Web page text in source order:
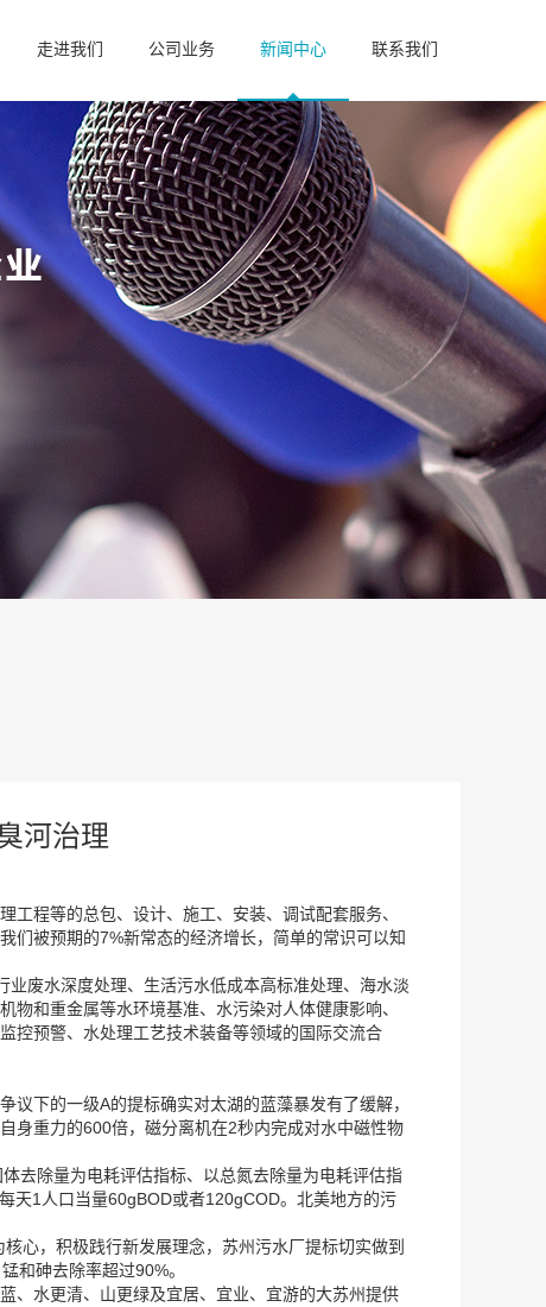
走进我们 公司业务 新闻中心 联系我们
河治理
程等的总包、设计、施工、安装、调试配套服务、
们被预期的7%新常态的经济增长，简单的常识可以知
废水深度处理、生活污水低成本高标准处理、海水淡
和重金属等水环境基准、水污染对人体健康影响、
控预警、水处理工艺技术装备等领域的国际交流合
下的一级A的提标确实对太湖的蓝藻暴发有了缓解，
重力的600倍，磁分离机在2秒内完成对水中磁性物
去除量为电耗评估指标、以总氮去除量为电耗评估指
天1人口当量60gBOD或者120gCOD。北美地方的污
心，积极践行新发展理念，苏州污水厂提标切实做到
和砷去除率超过90%。
、水更清、山更绿及宜居、宜业、宜游的大苏州提供